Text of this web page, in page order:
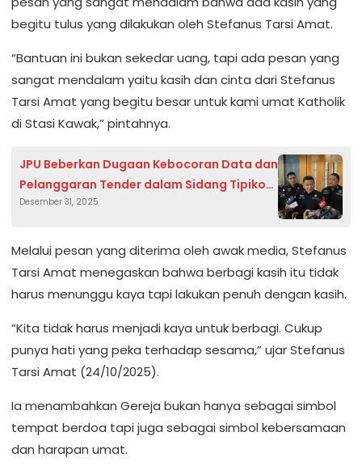
begitu tulus yang dilakukan oleh Stefanus Tarsi Amat.
“Bantuan ini bukan sekedar uang, tapi ada pesan yang
sangat mendalam yaitu kasih dan cinta dari Stefanus
Tarsi Amat yang begitu besar untuk kami umat Katholik
di Stasi Kawak,” pintahnya.
JPU Beberkan Dugaan Kebocoran Data dan
Pelanggaran Tender dalam Sidang Tipikor
Pertamina
Desember 31, 2025
Melalui pesan yang diterima oleh awak media, Stefanus
Tarsi Amat menegaskan bahwa berbagi kasih itu tidak
harus menunggu kaya tapi lakukan penuh dengan kasih.
“Kita tidak harus menjadi kaya untuk berbagi. Cukup
punya hati yang peka terhadap sesama,” ujar Stefanus
Tarsi Amat (24/10/2025).
Ia menambahkan Gereja bukan hanya sebagai simbol
tempat berdoa tapi juga sebagai simbol kebersamaan
dan harapan umat.